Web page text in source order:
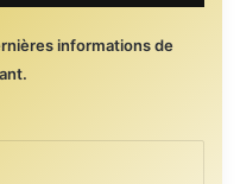
informations de